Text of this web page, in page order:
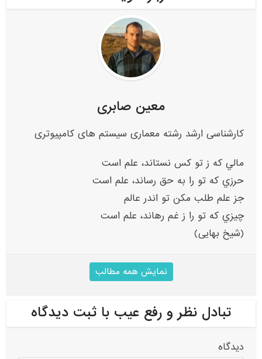
معین صابری
کارشناسی ارشد رشته معماری سیستم های کامپیوتری
مالي که ز تو کس نستاند، علم است
حرزي که تو را به حق رساند، علم است
جز علم طلب مکن تو اندر عالم
چيزي که تو را ز غم رهاند، علم است
(شیخ بهایی)
نمایش همه مطالب
تبادل نظر و رفع عیب با ثبت دیدگاه
دیدگاه